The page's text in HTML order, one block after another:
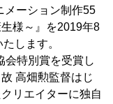
ーション制作55
様～』を2019年8
します。
会特別賞を受賞し
高畑勲監督はじ
リエイターに独自